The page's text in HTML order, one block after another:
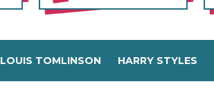
LOUIS TOMLINSON HARRY STYLES